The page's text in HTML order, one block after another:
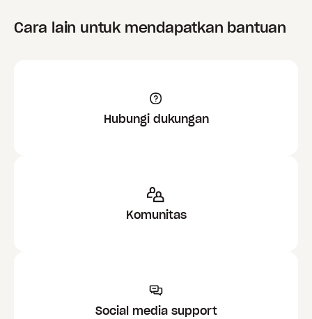
Cara lain untuk mendapatkan bantuan
Hubungi dukungan
Komunitas
Social media support